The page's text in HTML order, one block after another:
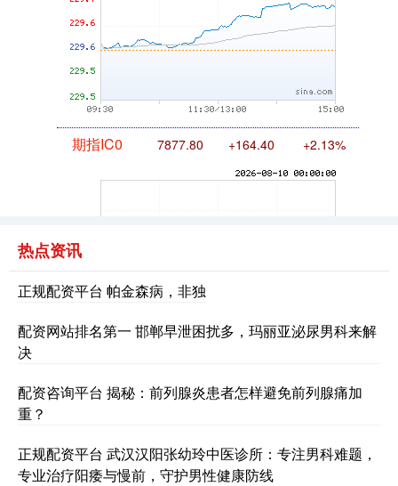
期指IC0
上证综指 3940.04 +39.68 +1.02%
热点资讯
正规配资平台 帕金森病，非独
配资网站排名第一 邯郸早泄困扰多，玛丽亚泌尿男科来解
决
配资咨询平台 揭秘：前列腺炎患者怎样避免前列腺痛加
重？
正规配资平台 武汉汉阳张幼玲中医诊所：专注男科难题，
专业治疗阳痿与慢前，守护男性健康防线